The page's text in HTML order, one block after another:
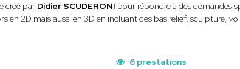
créé par Didier SCUDERONI pour répondre à des demandes
en 2D mais aussi en 3D en incluant des bas relief, sculpture,
6 prestations